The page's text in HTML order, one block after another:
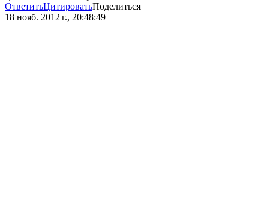
ОтветитьЦитироватьПоделиться
18 нояб. 2012 г., 20:48:49